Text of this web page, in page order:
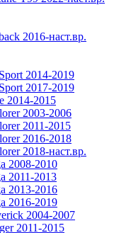
2016-наст.вр.
2014-2019
2017-2019
2014-2015
2003-2006
2011-2015
2016-2018
2018-наст.вр.
2008-2010
2011-2013
2013-2016
2016-2019
2004-2007
2011-2015